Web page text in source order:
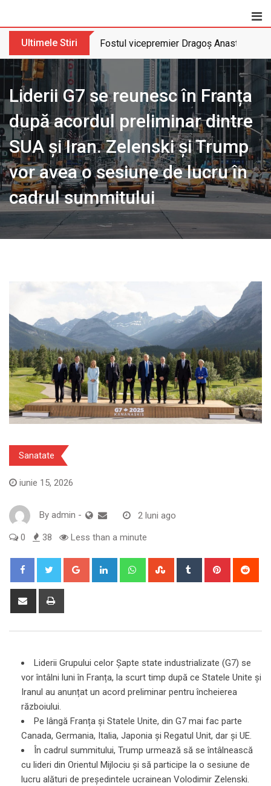
Ultimele Stiri Fostul vicepremier Dragoș Anastasiu
Liderii G7 se reunesc în Franța
după acordul preliminar dintre
SUA și Iran. Zelenski și Trump
vor avea o sesiune de lucru în
cadrul summitului
Sanatate
iunie 15, 2026
By admin - 2 luni ago
0 38 Less than a minute
Google+ LinkedIn WhatsappStumbleUpon
Tumblr Pinterest
Share
Liderii Grupului celor Șapte state industrializate (G7) se
vor întâlni luni în Franța, la scurt timp după ce Statele Unite și
Iranul au anunțat un acord preliminar pentru încheierea
războiului.
Pe lângă Franța și Statele Unite, din G7 mai fac parte
Canada, Germania, Italia, Japonia și Regatul Unit, dar și UE.
În cadrul summitului, Trump urmează să se întâlnească
cu lideri din Orientul Mijlociu și să participe la o sesiune de
lucru alături de președintele ucrainean Volodimir Zelenski.